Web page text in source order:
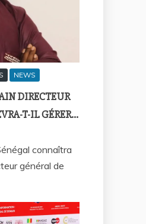
NEWS
DIRECTEUR
T-IL GÉRER
DE
connaîtra
général de